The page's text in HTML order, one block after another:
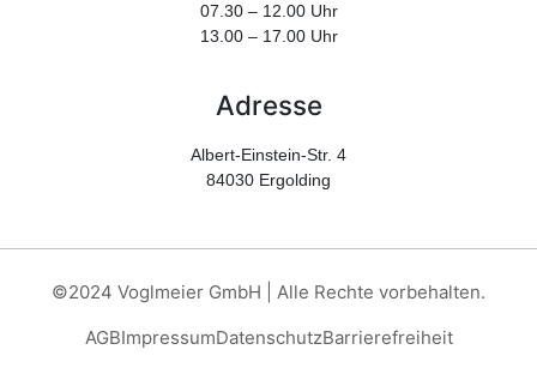
07.30 – 12.00 Uhr
13.00 – 17.00 Uhr
Adresse
Albert-Einstein-Str. 4
84030 Ergolding
©2024 Voglmeier GmbH | Alle Rechte vorbehalten.
AGBImpressumDatenschutzBarrierefreiheit